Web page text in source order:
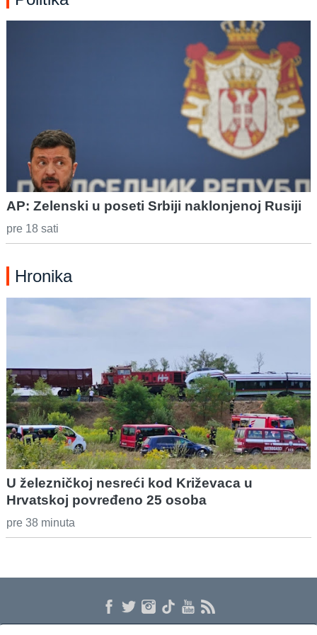
AP: Zelenski u poseti Srbiji naklonjenoj Rusiji
pre 18 sati
Hronika
U železničkoj nesreći kod Križevaca u
Hrvatskoj povređeno 25 osoba
pre 38 minuta